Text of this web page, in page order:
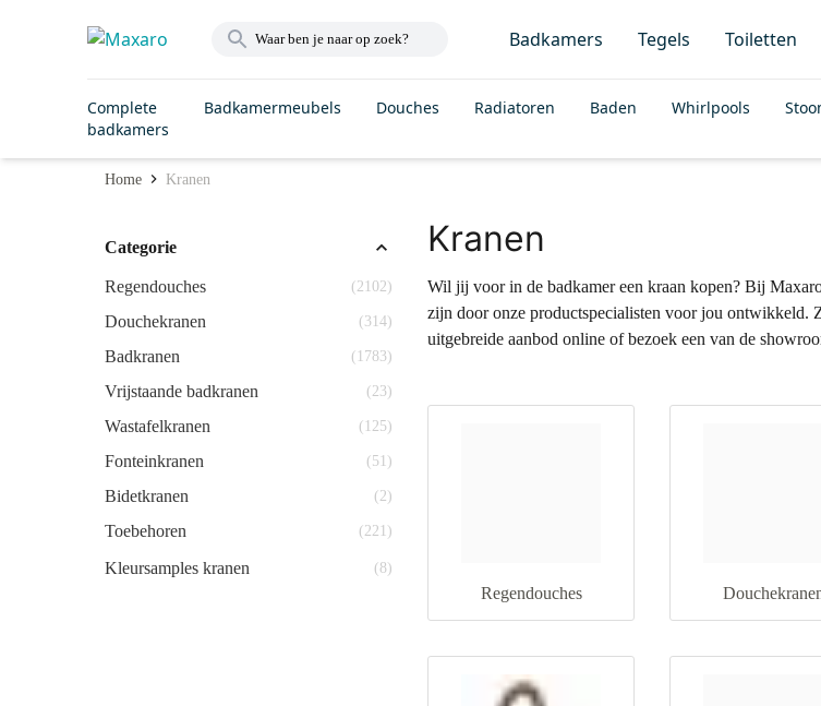
Badkamers Tegels Toiletten
Complete
badkamers
Badkamermeubels Douches Radiatoren Baden Whirlpools
Home Kranen
Categorie
Regendouches (2102)
Douchekranen (314)
Badkranen (1783)
Vrijstaande badkranen (23)
Wastafelkranen (125)
Fonteinkranen (51)
Bidetkranen (2)
Toebehoren (221)
Kleursamples kranen (8)
Kranen
Wil jij voor in de badkamer een kraan kopen? Bij
zijn door onze productspecialisten voor jou ontwikkeld.
uitgebreide aanbod online of bezoek een van de
Regendouches